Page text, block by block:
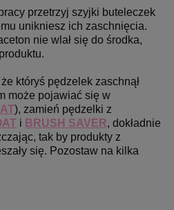
przetrzyj szyjki buteleczek
unikniesz ich zaschnięcia.
nie wlał się do środka,
któryś pędzelek zaschnął
może pojawiać się w
), zamień pędzelki z
i BRUSH SAVER, dokładnie
tak by produkty z
się. Pozostaw na kilka